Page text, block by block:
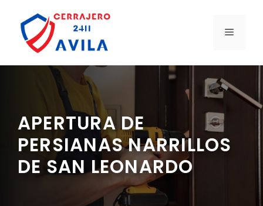
contenido
MENÚ
APERTURA DE
PERSIANAS NARRILLOS
DE SAN LEONARDO